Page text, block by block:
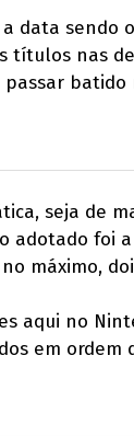
a data sendo
títulos nas
batido
seja de
adotado
máximo,
aqui no
em ordem